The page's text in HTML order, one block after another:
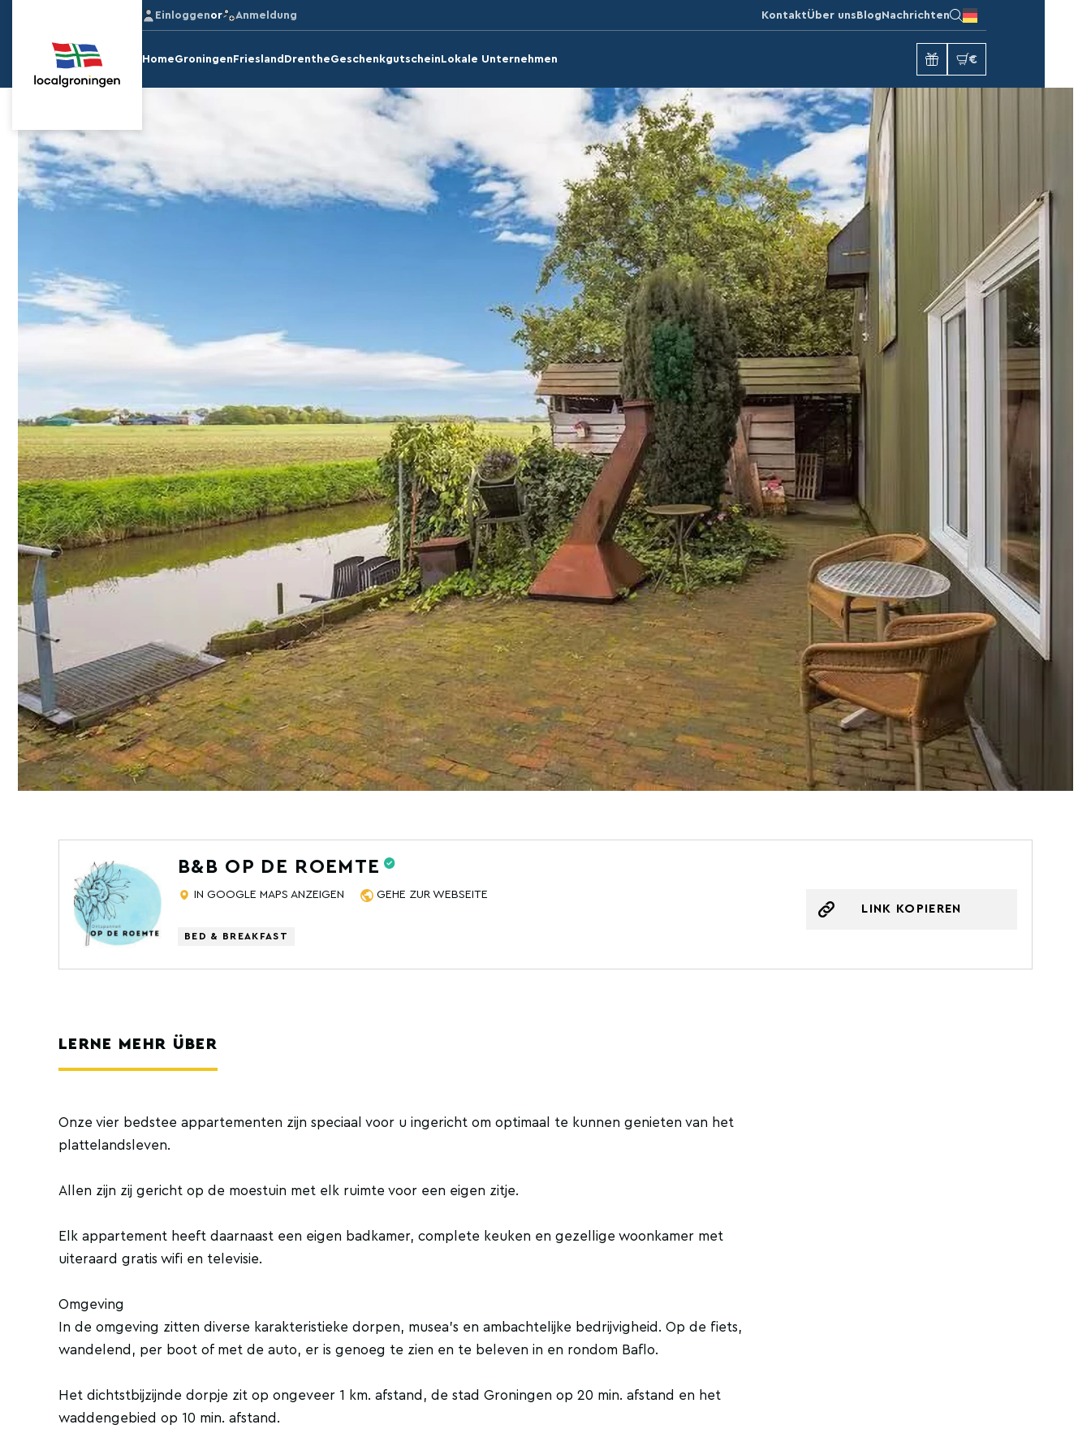
Einloggenor Anmeldung KontaktÜber uns Blog Nachrichten
HomeGroningen Friesland DrentheGeschenkgutschein Lokale Unternehmen €
B&B OP DE ROEMTE
IN GOOGLE MAPS ANZEIGEN GEHE ZUR WEBSEITE
BED & BREAKFAST
LINK KOPIEREN
LERNE MEHR ÜBER
Onze vier bedstee appartementen zijn speciaal voor u ingericht om optimaal te kunnen genieten van het
plattelandsleven.
Allen zijn zij gericht op de moestuin met elk ruimte voor een eigen zitje.
Elk appartement heeft daarnaast een eigen badkamer, complete keuken en gezellige woonkamer met
uiteraard gratis wifi en televisie.
Omgeving
In de omgeving zitten diverse karakteristieke dorpen, musea's en ambachtelijke bedrijvigheid. Op de fiets,
wandelend, per boot of met de auto, er is genoeg te zien en te beleven in en rondom Baflo.
Het dichtstbijzijnde dorpje zit op ongeveer 1 km. afstand, de stad Groningen op 20 min. afstand en het
waddengebied op 10 min. afstand.